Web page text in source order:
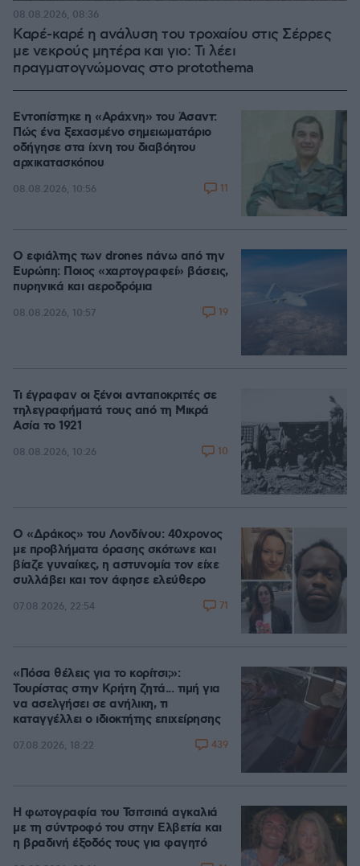
Καρέ-καρέ η ανάλυση του τροχαίου στις Σέρρες
με νεκρούς μητέρα και γιο: Τι λέει
πραγματογνώμονας στο protothema
08.08.2026, 08:36
Εντοπίστηκε η «Αράχνη» του Άσαντ:
Πώς ένα ξεχασμένο σημειωματάριο
οδήγησε στα ίχνη του διαβόητου
αρχικατασκόπου
08.08.2026, 10:56 11
Ο εφιάλτης των drones πάνω από την
Ευρώπη: Ποιος «χαρτογραφεί» βάσεις,
πυρηνικά και αεροδρόμια
08.08.2026, 10:57 19
Τι έγραφαν οι ξένοι ανταποκριτές σε
τηλεγραφήματά τους από τη Μικρά
Ασία το 1921
08.08.2026, 10:26 10
Ο «Δράκος» του Λονδίνου: 40χρονος
με προβλήματα όρασης σκότωνε και
βίαζε γυναίκες, η αστυνομία τον είχε
συλλάβει και τον άφησε ελεύθερο
07.08.2026, 22:54 71
«Πόσα θέλεις για το κορίτσι;»:
Τουρίστας στην Κρήτη ζητά... τιμή για
να ασελγήσει σε ανήλικη, τι
καταγγέλλει ο ιδιοκτήτης επιχείρησης
07.08.2026, 18:22 439
Η φωτογραφία του Τσιτσιπά αγκαλιά
με τη σύντροφό του στην Ελβετία και
η βραδινή έξοδός τους για φαγητό